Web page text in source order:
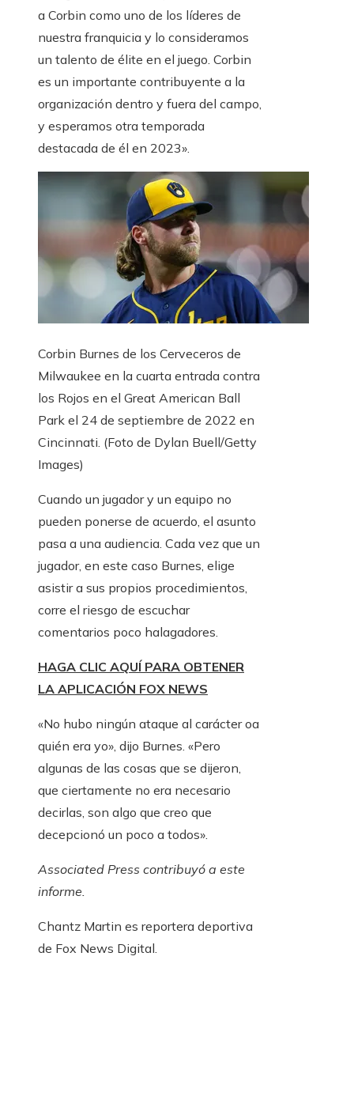
a Corbin como uno de los líderes de
nuestra franquicia y lo consideramos
un talento de élite en el juego. Corbin
es un importante contribuyente a la
organización dentro y fuera del campo,
y esperamos otra temporada
destacada de él en 2023».
Corbin Burnes de los Cerveceros de
Milwaukee en la cuarta entrada contra
los Rojos en el Great American Ball
Park el 24 de septiembre de 2022 en
Cincinnati. (Foto de Dylan Buell/Getty
Images)
Cuando un jugador y un equipo no
pueden ponerse de acuerdo, el asunto
pasa a una audiencia. Cada vez que un
jugador, en este caso Burnes, elige
asistir a sus propios procedimientos,
corre el riesgo de escuchar
comentarios poco halagadores.
HAGA CLIC AQUÍ PARA OBTENER
LA APLICACIÓN FOX NEWS
«No hubo ningún ataque al carácter oa
quién era yo», dijo Burnes. «Pero
algunas de las cosas que se dijeron,
que ciertamente no era necesario
decirlas, son algo que creo que
decepcionó un poco a todos».
Associated Press contribuyó a este
informe.
Chantz Martin es reportera deportiva
de Fox News Digital.